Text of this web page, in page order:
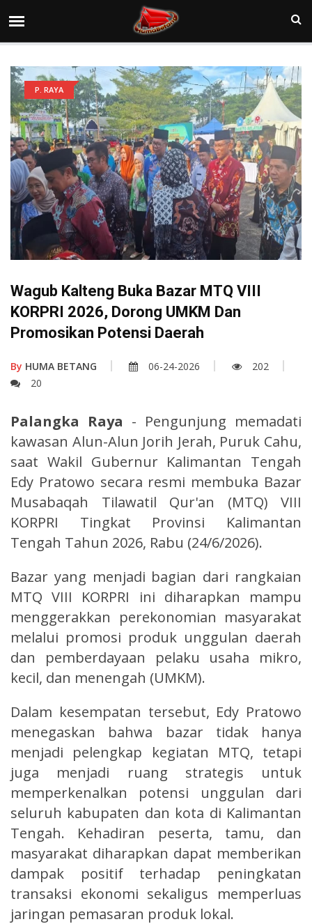
P. RAYA
Wagub Kalteng Buka Bazar MTQ VIII
KORPRI 2026, Dorong UMKM Dan
Promosikan Potensi Daerah
By HUMA BETANG 06-24-2026
202
20
Palangka Raya - Pengunjung memadati
kawasan Alun-Alun Jorih Jerah, Puruk Cahu,
saat Wakil Gubernur Kalimantan Tengah
Edy Pratowo secara resmi membuka Bazar
Musabaqah Tilawatil Qur'an (MTQ) VIII
KORPRI Tingkat Provinsi Kalimantan
Tengah Tahun 2026, Rabu (24/6/2026).
Bazar yang menjadi bagian dari rangkaian
MTQ VIII KORPRI ini diharapkan mampu
menggerakkan perekonomian masyarakat
melalui promosi produk unggulan daerah
dan pemberdayaan pelaku usaha mikro,
kecil, dan menengah (UMKM).
Dalam kesempatan tersebut, Edy Pratowo
menegaskan bahwa bazar tidak hanya
menjadi pelengkap kegiatan MTQ, tetapi
juga menjadi ruang strategis untuk
memperkenalkan potensi unggulan dari
seluruh kabupaten dan kota di Kalimantan
Tengah. Kehadiran peserta, tamu, dan
masyarakat diharapkan dapat memberikan
dampak positif terhadap peningkatan
transaksi ekonomi sekaligus memperluas
jaringan pemasaran produk lokal.